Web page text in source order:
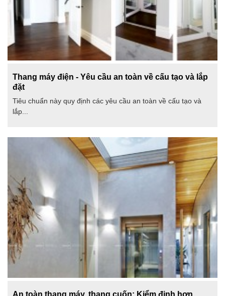
Thang máy điện - Yêu cầu an toàn về cấu tạo và lắp
đặt
Tiêu chuẩn này quy định các yêu cầu an toàn về cấu tạo và
lắp...
An toàn thang máy, thang cuốn: Kiểm định hơn